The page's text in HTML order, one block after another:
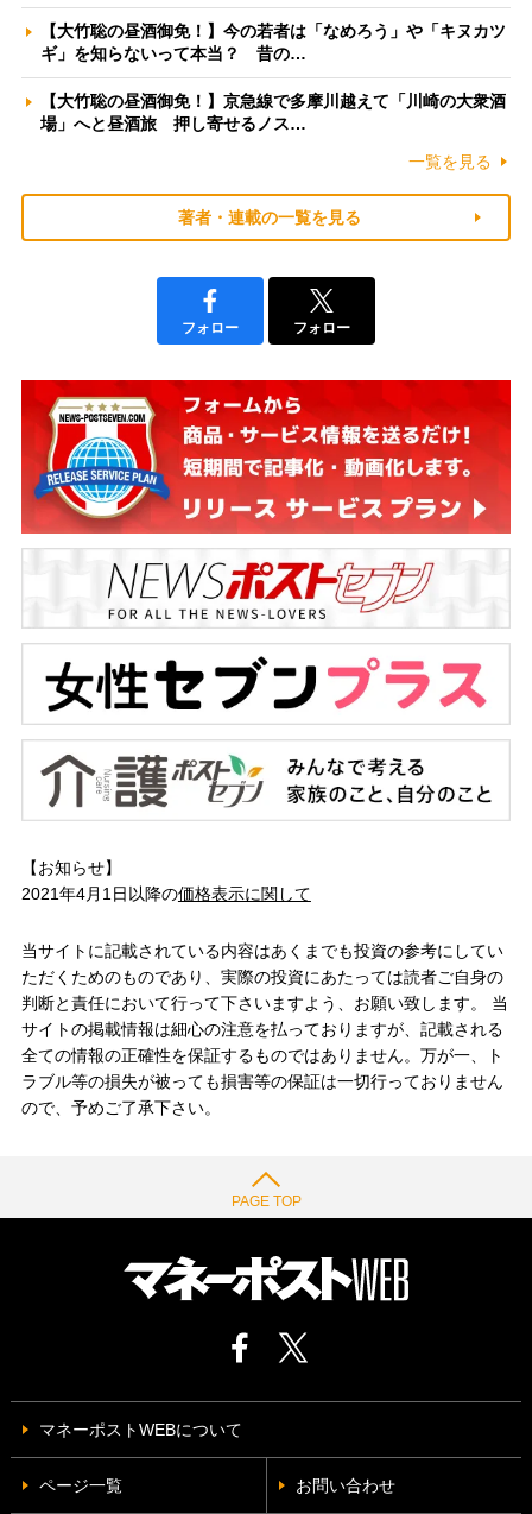
【大竹聡の昼酒御免！】今の若者は「なめろう」や「キヌカツ
ギ」を知らないって本当？ 昔の…
【大竹聡の昼酒御免！】京急線で多摩川越えて「川崎の大衆酒
場」へと昼酒旅 押し寄せるノス…
一覧を見る
著者・連載の一覧を見る
フォロー フォロー
【お知らせ】
2021年4月1日以降の価格表示に関して
当サイトに記載されている内容はあくまでも投資の参考にしてい
ただくためのものであり、実際の投資にあたっては読者ご自身の
判断と責任において行って下さいますよう、お願い致します。 当
サイトの掲載情報は細心の注意を払っておりますが、記載される
全ての情報の正確性を保証するものではありません。万が一、ト
ラブル等の損失が被っても損害等の保証は一切行っておりません
ので、予めご了承下さい。
PAGE TOP
マネーポストWEBについて
ページ一覧 お問い合わせ